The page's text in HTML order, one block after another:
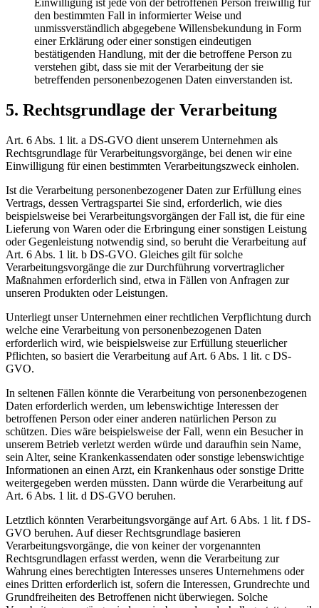
Einwilligung ist jede von der betroffenen Person freiwillig für
den bestimmten Fall in informierter Weise und
unmissverständlich abgegebene Willensbekundung in Form
einer Erklärung oder einer sonstigen eindeutigen
bestätigenden Handlung, mit der die betroffene Person zu
verstehen gibt, dass sie mit der Verarbeitung der sie
betreffenden personenbezogenen Daten einverstanden ist.
5. Rechtsgrundlage der Verarbeitung
Art. 6 Abs. 1 lit. a DS-GVO dient unserem Unternehmen als
Rechtsgrundlage für Verarbeitungsvorgänge, bei denen wir eine
Einwilligung für einen bestimmten Verarbeitungszweck einholen.
Ist die Verarbeitung personenbezogener Daten zur Erfüllung eines
Vertrags, dessen Vertragspartei Sie sind, erforderlich, wie dies
beispielsweise bei Verarbeitungsvorgängen der Fall ist, die für eine
Lieferung von Waren oder die Erbringung einer sonstigen Leistung
oder Gegenleistung notwendig sind, so beruht die Verarbeitung auf
Art. 6 Abs. 1 lit. b DS-GVO. Gleiches gilt für solche
Verarbeitungsvorgänge die zur Durchführung vorvertraglicher
Maßnahmen erforderlich sind, etwa in Fällen von Anfragen zur
unseren Produkten oder Leistungen.
Unterliegt unser Unternehmen einer rechtlichen Verpflichtung durch
welche eine Verarbeitung von personenbezogenen Daten
erforderlich wird, wie beispielsweise zur Erfüllung steuerlicher
Pflichten, so basiert die Verarbeitung auf Art. 6 Abs. 1 lit. c DS-
GVO.
In seltenen Fällen könnte die Verarbeitung von personenbezogenen
Daten erforderlich werden, um lebenswichtige Interessen der
betroffenen Person oder einer anderen natürlichen Person zu
schützen. Dies wäre beispielsweise der Fall, wenn ein Besucher in
unserem Betrieb verletzt werden würde und daraufhin sein Name,
sein Alter, seine Krankenkassendaten oder sonstige lebenswichtige
Informationen an einen Arzt, ein Krankenhaus oder sonstige Dritte
weitergegeben werden müssten. Dann würde die Verarbeitung auf
Art. 6 Abs. 1 lit. d DS-GVO beruhen.
Letztlich könnten Verarbeitungsvorgänge auf Art. 6 Abs. 1 lit. f DS-
GVO beruhen. Auf dieser Rechtsgrundlage basieren
Verarbeitungsvorgänge, die von keiner der vorgenannten
Rechtsgrundlagen erfasst werden, wenn die Verarbeitung zur
Wahrung eines berechtigten Interesses unseres Unternehmens oder
eines Dritten erforderlich ist, sofern die Interessen, Grundrechte und
Grundfreiheiten des Betroffenen nicht überwiegen. Solche